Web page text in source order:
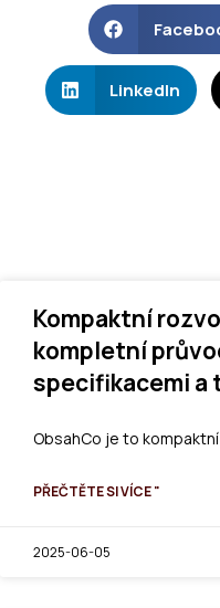
LinkedIn
Kompaktní
kompletní
specifikacemi a
ObsahCo je to
PŘEČTĚTE SI VÍCE "
2025-06-05